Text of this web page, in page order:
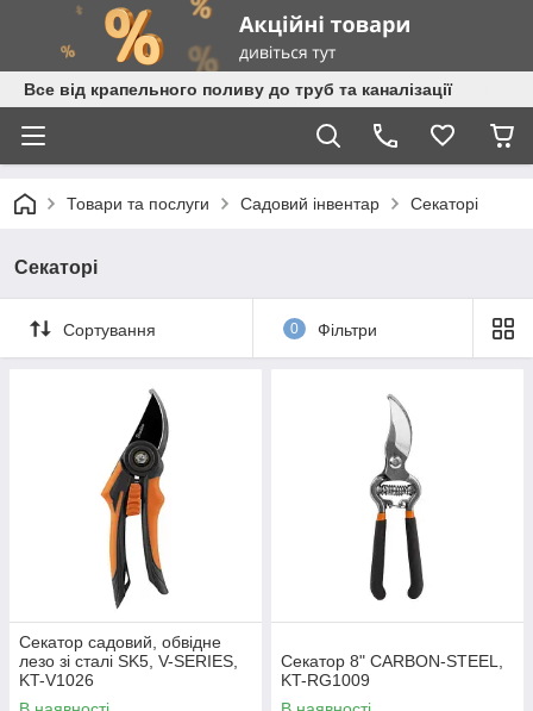
Все від крапельного поливу до труб та каналізації
Товари та послуги Садовий інвентар Секаторі
Секаторі
Сортування 0 Фільтри
Секатор садовий, обвідне
лезо зі сталі SK5, V-SERIES,
KT-V1026
Секатор 8" CARBON-STEEL,
KT-RG1009